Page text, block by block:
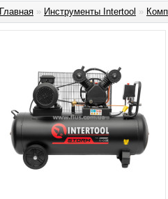
Главная » Инструменты Intertool »